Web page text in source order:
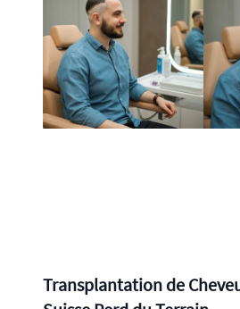
Transplantation de